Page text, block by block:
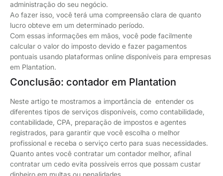
administração do seu negócio.
Ao fazer isso, você terá uma compreensão clara de quanto
lucro obteve em um determinado período.
Com essas informações em mãos, você pode facilmente
calcular o valor do imposto devido e fazer pagamentos
pontuais usando plataformas online disponíveis para empresas
em Plantation.
Conclusão: contador em Plantation
Neste artigo te mostramos a importância de entender os
diferentes tipos de serviços disponíveis, como contabilidade,
contabilidade, CPA, preparação de impostos e agentes
registrados, para garantir que você escolha o melhor
profissional e receba o serviço certo para suas necessidades.
Quanto antes você contratar um contador melhor, afinal
contratar um cedo evita possíveis erros que possam custar